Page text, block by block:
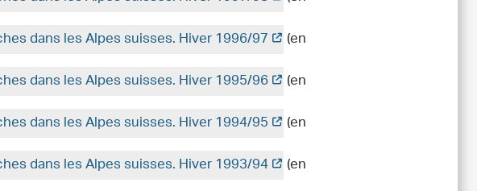
dans les Alpes suisses. Hiver 1996/97 (en
dans les Alpes suisses. Hiver 1995/96 (en
dans les Alpes suisses. Hiver 1994/95 (en
dans les Alpes suisses. Hiver 1993/94 (en